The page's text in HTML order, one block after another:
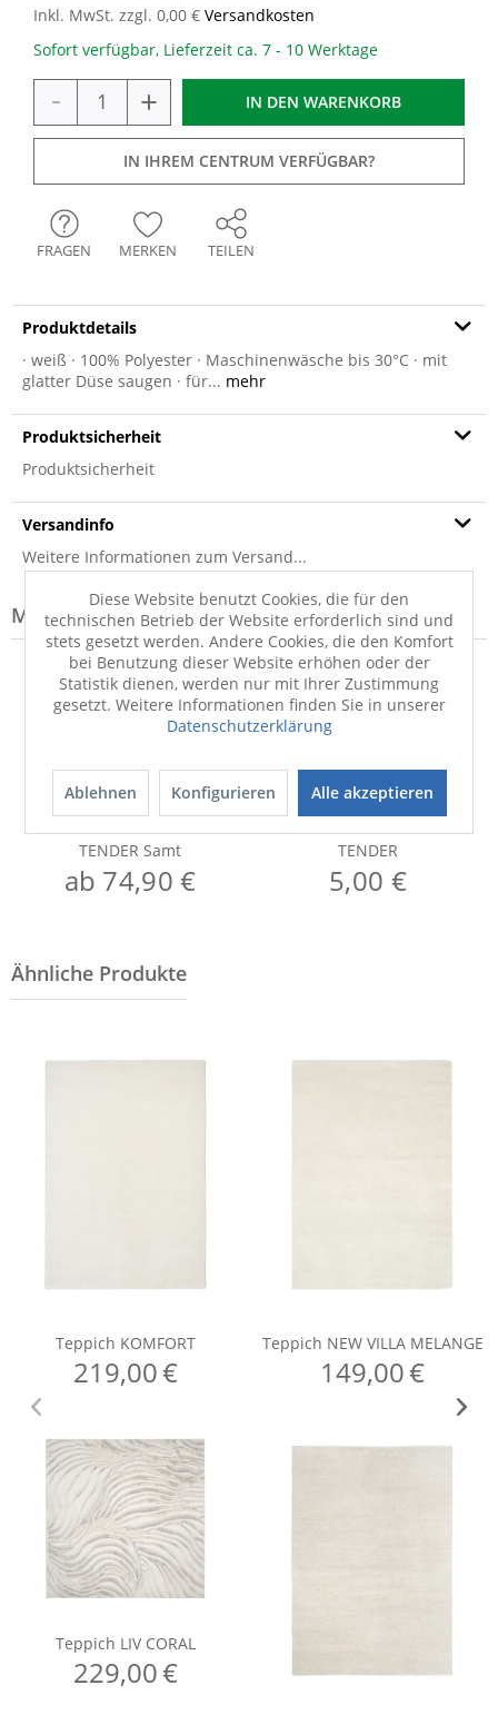
Inkl. MwSt. zzgl. 0,00 € Versandkosten
Sofort verfügbar, Lieferzeit ca. 7 - 10 Werktage
- + IN DEN WARENKORB
IN IHREM CENTRUM VERFÜGBAR?
FRAGEN MERKEN TEILEN
Produktdetails
· weiß · 100% Polyester · Maschinenwäsche bis 30°C · mit
glatter Düse saugen · für... mehr
Produktsicherheit
Produktsicherheit
Versandinfo
Weitere Informationen zum Versand...
Modell-Familie: TENDER
Bettwäsche
TENDER Samt
ab 74,90 €
Bild
TENDER
5,00 €
Diese Website benutzt Cookies, die für den
technischen Betrieb der Website erforderlich sind und
stets gesetzt werden. Andere Cookies, die den Komfort
bei Benutzung dieser Website erhöhen oder der
Statistik dienen, werden nur mit Ihrer Zustimmung
gesetzt. Weitere Informationen finden Sie in unserer
Datenschutzerklärung
Ablehnen Konfigurieren Alle akzeptieren